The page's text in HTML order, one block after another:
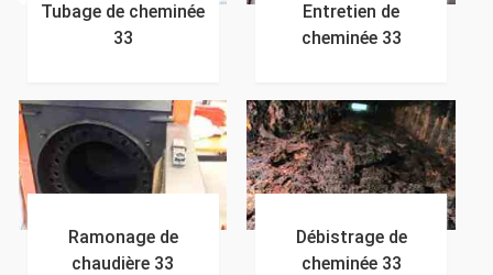
Tubage de cheminée
33
Entretien de
cheminée 33
Ramonage de
chaudière 33
Débistrage de
cheminée 33